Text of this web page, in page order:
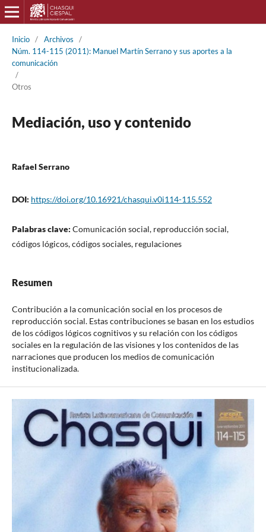
Inicio / Archivos
/
Núm. 114-115 (2011): Manuel Martín Serrano y sus aportes a la
comunicación
/
Otros
Mediación, uso y contenido
Rafael Serrano
DOI: https://doi.org/10.16921/chasqui.v0i114-115.552
Palabras clave: Comunicación social, reproducción social,
códigos lógicos, códigos sociales, regulaciones
Resumen
Contribución a la comunicación social en los procesos de
reproducción social. Estas contribuciones se basan en los estudios
de los códigos lógicos cognitivos y su relación con los códigos
sociales en la regulación de las visiones y los contenidos de las
narraciones que producen los medios de comunicación
institucionalizada.